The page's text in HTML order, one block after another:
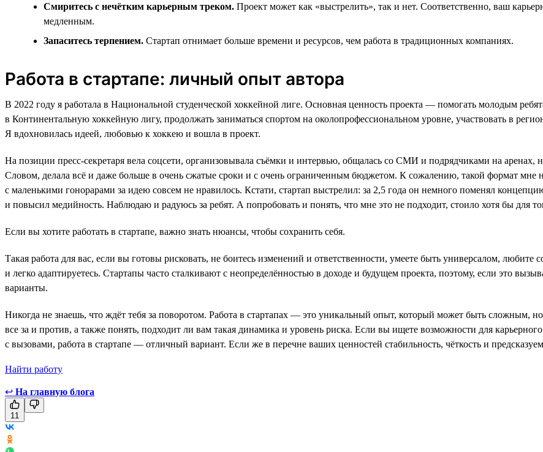
Смиритесь с нечётким карьерным треком. Проект может как «выстрелить», так и нет. Соответственно, ваш
медленным.
Запаситесь терпением. Стартап отнимает больше времени и ресурсов, чем работа в традиционных компаниях.
Работа в стартапе: личный опыт автора
В 2022 году я работала в Национальной студенческой хоккейной лиге. Основная ценность проекта — помогать молодым
в Континентальную хоккейную лигу, продолжать заниматься спортом на околопрофессиональном уровне, участвовать в
Я вдохновилась идеей, любовью к хоккею и вошла в проект.
На позиции пресс-секретаря вела соцсети, организовывала съёмки и интервью, общалась со СМИ и подрядчиками на аренах,
Словом, делала всё и даже больше в очень сжатые сроки и с очень ограниченным бюджетом. К сожалению, такой формат мне
с маленькими гонорарами за идею совсем не нравилось. Кстати, стартап выстрелил: за 2,5 года он немного поменял
и повысил медийность. Наблюдаю и радуюсь за ребят. А попробовать и понять, что мне это не подходит, стоило хотя бы для
Если вы хотите работать в стартапе, важно знать нюансы, чтобы сохранить себя.
Такая работа для вас, если вы готовы рисковать, не боитесь изменений и ответственности, умеете быть универсалом, любите
и легко адаптируетесь. Стартапы часто сталкивают с неопределённостью в доходе и будущем проекта, поэтому, если это
варианты.
Никогда не знаешь, что ждёт тебя за поворотом. Работа в стартапах — это уникальный опыт, который может быть сложным,
все за и против, а также понять, подходит ли вам такая динамика и уровень риска. Если вы ищете возможности для
с вызовами, работа в стартапе — отличный вариант. Если же в перечне ваших ценностей стабильность, чёткость и
Найти работу
↩ На главную блога
11